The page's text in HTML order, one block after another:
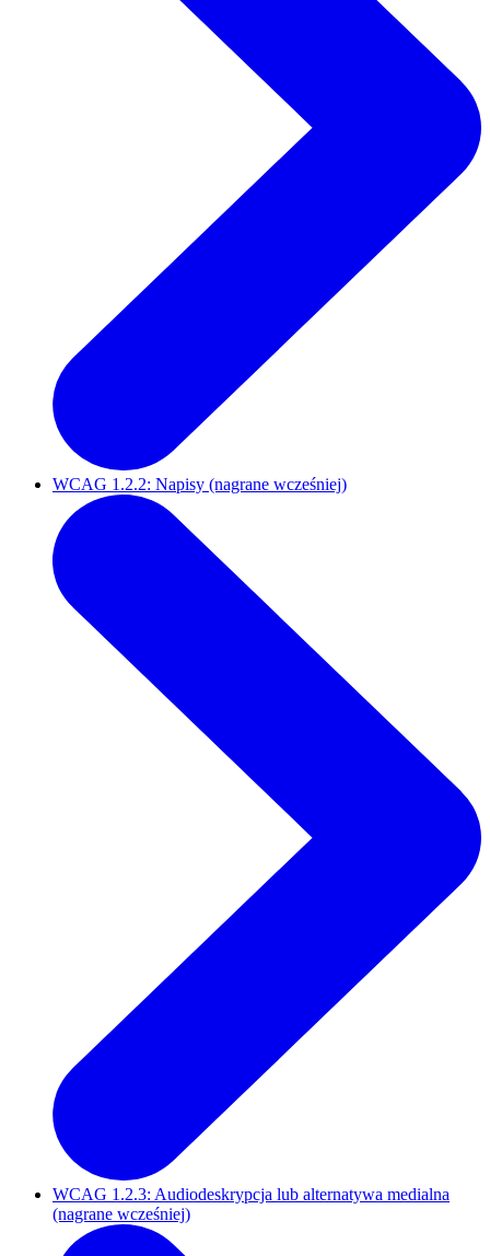
WCAG 1.2.2: Napisy (nagrane wcześniej)
WCAG 1.2.3: Audiodeskrypcja lub alternatywa medialna
(nagrane wcześniej)